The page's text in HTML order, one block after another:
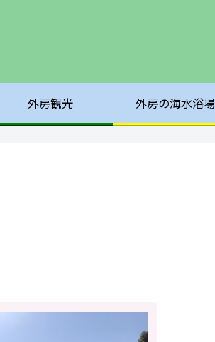
外房観光 外房の海水浴場